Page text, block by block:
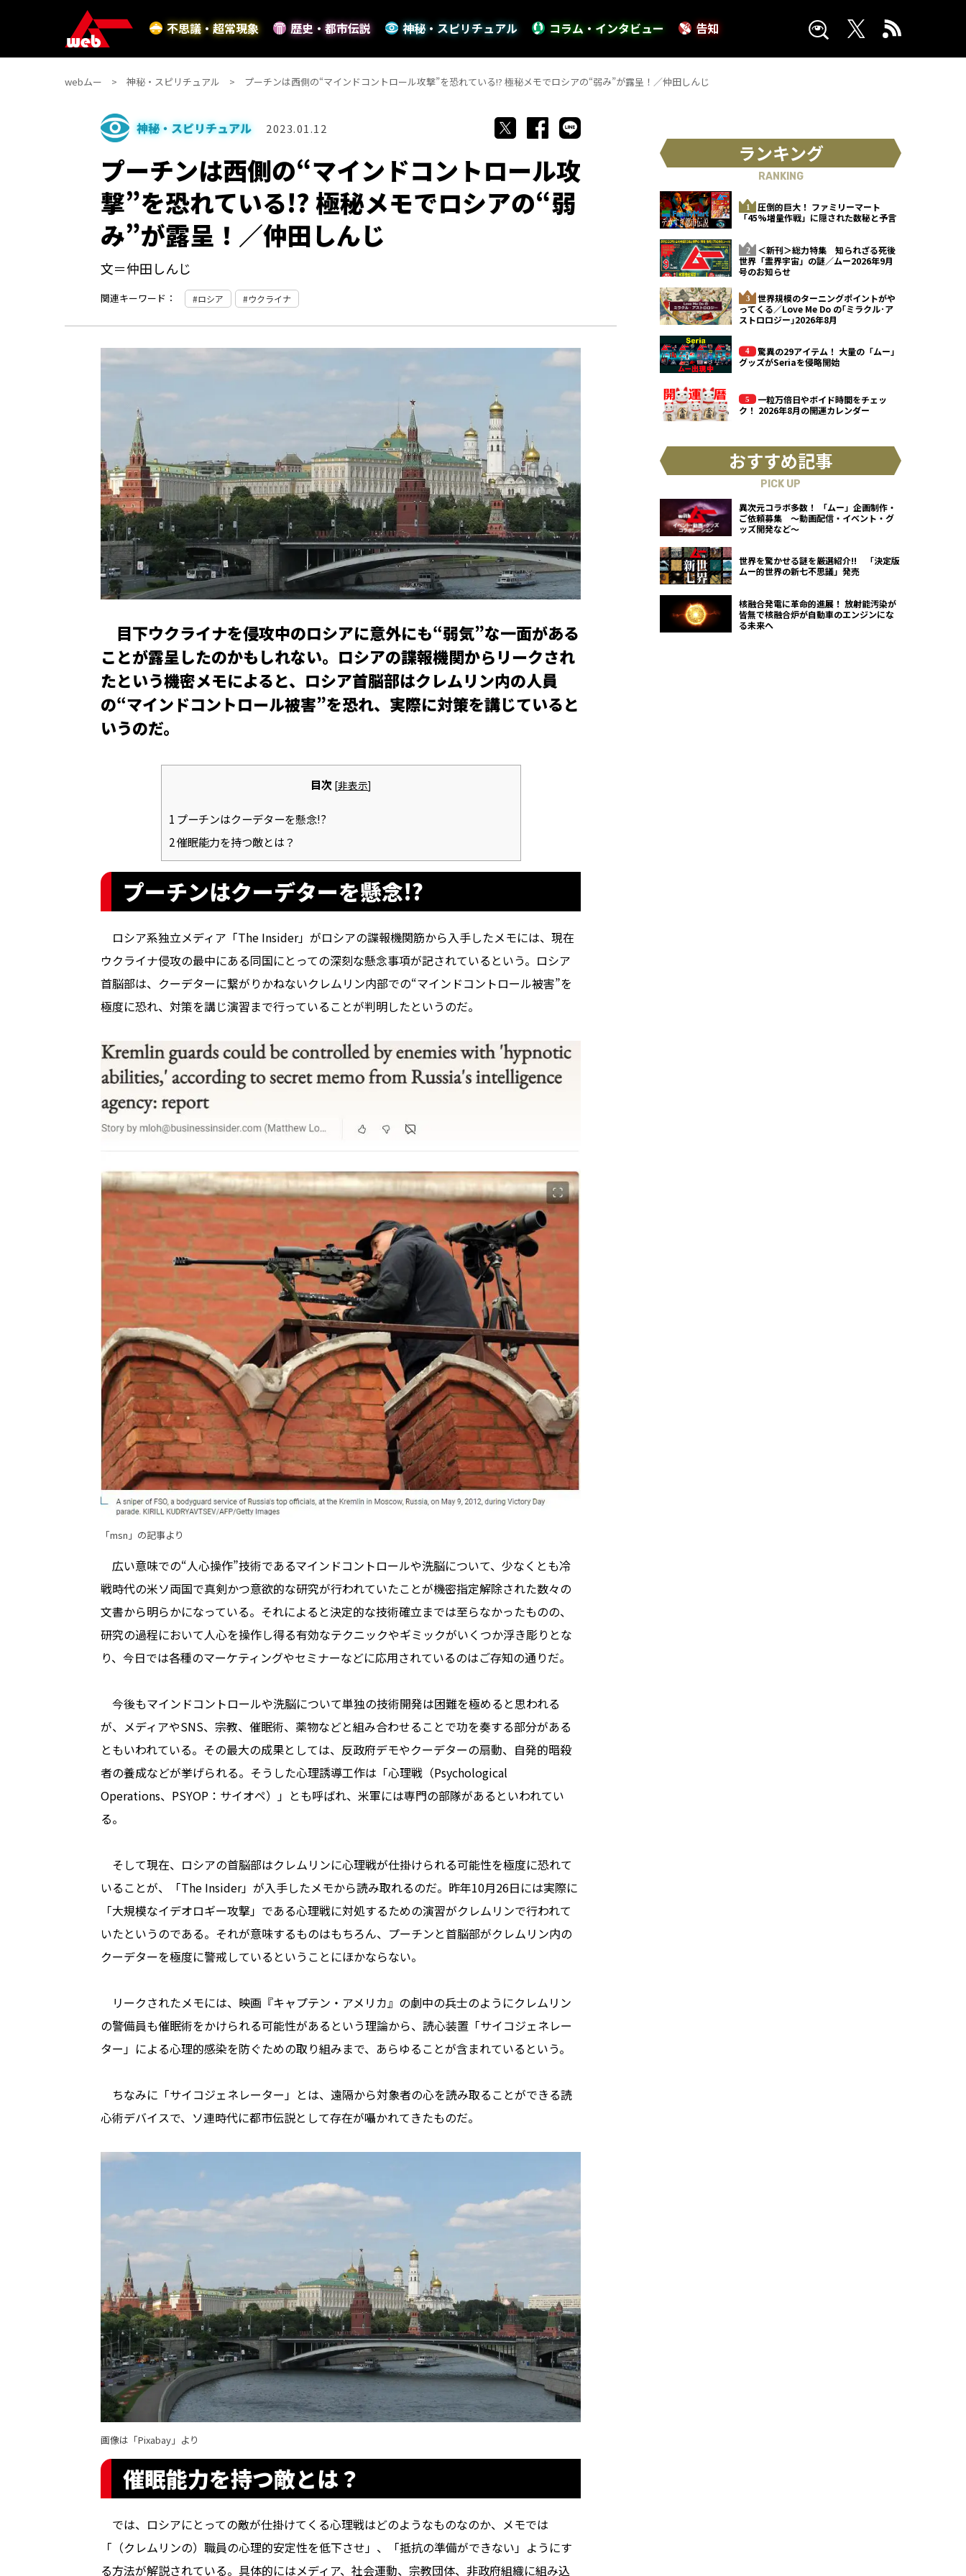
不思議・超常現象 歴史・都市伝説 神秘・スピリチュアル コラム・インタビュー 告知
webムー 神秘・スピリチュアル プーチンは西側の“マインドコントロール攻撃”を恐れている!? 極秘メモでロシアの“弱み”が露呈！／仲田しんじ
神秘・スピリチュアル 2023.01.12
プーチンは西側の“マインドコントロール攻
撃”を恐れている!? 極秘メモでロシアの“弱
み”が露呈！／仲田しんじ
文＝仲田しんじ
関連キーワード： ロシア ウクライナ
目下ウクライナを侵攻中のロシアに意外にも“弱気”な一面がある
ことが露呈したのかもしれない。ロシアの諜報機関からリークされ
たという機密メモによると、ロシア首脳部はクレムリン内の人員
の“マインドコントロール被害”を恐れ、実際に対策を講じていると
いうのだ。
目次 [非表示]
1 プーチンはクーデターを懸念!?
2催眠能力を持つ敵とは？
プーチンはクーデターを懸念!?
ロシア系独立メディア「The Insider」がロシアの諜報機関筋から入手したメモには、現在
ウクライナ侵攻の最中にある同国にとっての深刻な懸念事項が記されているという。ロシア
首脳部は、クーデターに繋がりかねないクレムリン内部での“マインドコントロール被害”を
極度に恐れ、対策を講じ演習まで行っていることが判明したというのだ。
「msn」の記事より
広い意味での“人心操作”技術であるマインドコントロールや洗脳について、少なくとも冷
戦時代の米ソ両国で真剣かつ意欲的な研究が行われていたことが機密指定解除された数々の
文書から明らかになっている。それによると決定的な技術確立までは至らなかったものの、
研究の過程において人心を操作し得る有効なテクニックやギミックがいくつか浮き彫りとな
り、今日では各種のマーケティングやセミナーなどに応用されているのはご存知の通りだ。
今後もマインドコントロールや洗脳について単独の技術開発は困難を極めると思われる
が、メディアやSNS、宗教、催眠術、薬物などと組み合わせることで功を奏する部分がある
ともいわれている。その最大の成果としては、反政府デモやクーデターの扇動、自発的暗殺
者の養成などが挙げられる。そうした心理誘導工作は「心理戦（Psychological
Operations、PSYOP：サイオペ）」とも呼ばれ、米軍には専門の部隊があるといわれてい
る。
そして現在、ロシアの首脳部はクレムリンに心理戦が仕掛けられる可能性を極度に恐れて
いることが、「The Insider」が入手したメモから読み取れるのだ。昨年10月26日には実際に
「大規模なイデオロギー攻撃」である心理戦に対処するための演習がクレムリンで行われて
いたというのである。それが意味するものはもちろん、プーチンと首脳部がクレムリン内の
クーデターを極度に警戒しているということにほかならない。
リークされたメモには、映画『キャプテン・アメリカ』の劇中の兵士のようにクレムリン
の警備員も催眠術をかけられる可能性があるという理論から、読心装置「サイコジェネレー
ター」による心理的感染を防ぐための取り組みまで、あらゆることが含まれているという。
ちなみに「サイコジェネレーター」とは、遠隔から対象者の心を読み取ることができる読
心術デバイスで、ソ連時代に都市伝説として存在が囁かれてきたものだ。
画像は「Pixabay」より
催眠能力を持つ敵とは？
では、ロシアにとっての敵が仕掛けてくる心理戦はどのようなものなのか、メモでは
「（クレムリンの）職員の心理的安定性を低下させ」、「抵抗の準備ができない」ようにす
る方法が解説されている。具体的にはメディア、社会運動、宗教団体、非政府組織に組み込
ランキング
RANKING
圧倒的巨大！ ファミリーマート
「45%増量作戦」に隠された数秘と予言
＜新刊＞総力特集 知られざる死後
世界「霊界宇宙」の謎／ムー2026年9月
号のお知らせ
世界規模のターニングポイントがや
ってくる／Love Me Do の｢ミラクル･ア
ストロロジー｣2026年8月
驚異の29アイテム！ 大量の「ムー」
グッズがSeriaを侵略開始
一粒万倍日やボイド時間をチェッ
ク！ 2026年8月の開運カレンダー
おすすめ記事
PICK UP
異次元コラボ多数！ 「ムー」企画制作・
ご依頼募集 ～動画配信・イベント・グ
ッズ開発など～
世界を驚かせる謎を厳選紹介!! 「決定版
ムー的世界の新七不思議」発売
核融合発電に革命的進展！ 放射能汚染が
皆無で核融合炉が自動車のエンジンにな
る未来へ